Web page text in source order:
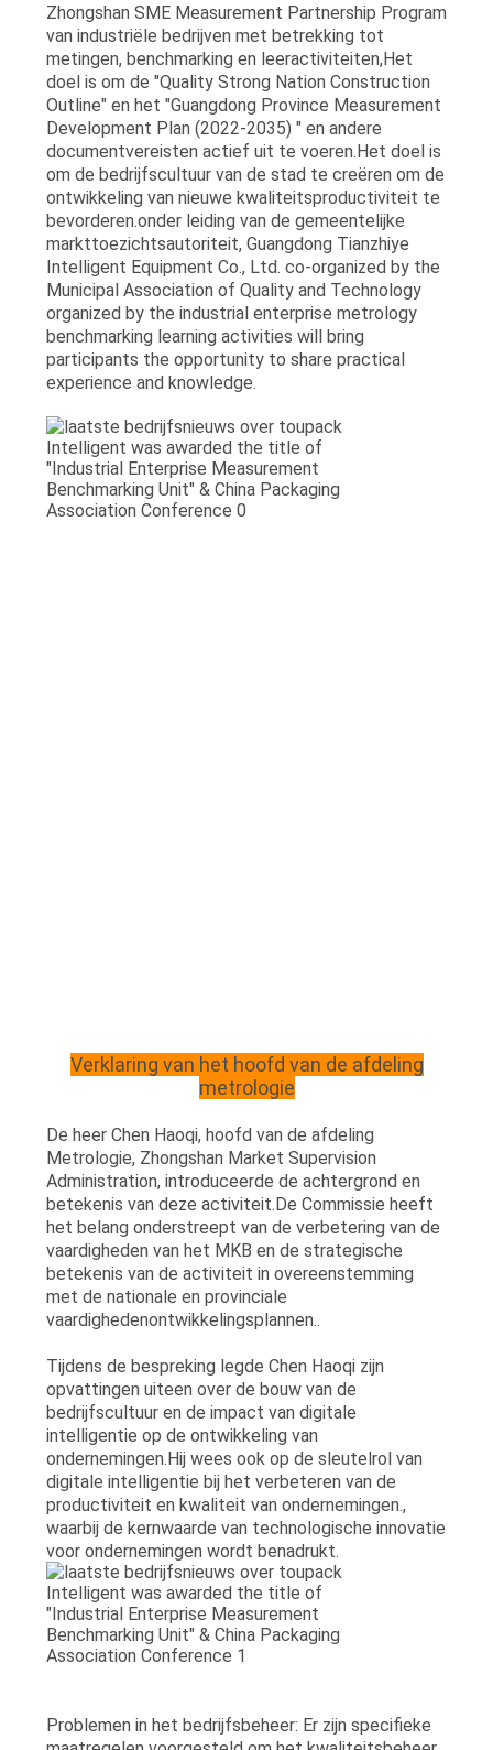
Zhongshan SME Measurement Partnership Program
van industriële bedrijven met betrekking tot
metingen, benchmarking en leeractiviteiten,Het
doel is om de "Quality Strong Nation Construction
Outline" en het "Guangdong Province Measurement
Development Plan (2022-2035) " en andere
documentvereisten actief uit te voeren.Het doel is
om de bedrijfscultuur van de stad te creëren om de
ontwikkeling van nieuwe kwaliteitsproductiviteit te
bevorderen.onder leiding van de gemeentelijke
markttoezichtsautoriteit, Guangdong Tianzhiye
Intelligent Equipment Co., Ltd. co-organized by the
Municipal Association of Quality and Technology
organized by the industrial enterprise metrology
benchmarking learning activities will bring
participants the opportunity to share practical
experience and knowledge.
Verklaring van het hoofd van de afdeling
metrologie
De heer Chen Haoqi, hoofd van de afdeling
Metrologie, Zhongshan Market Supervision
Administration, introduceerde de achtergrond en
betekenis van deze activiteit.De Commissie heeft
het belang onderstreept van de verbetering van de
vaardigheden van het MKB en de strategische
betekenis van de activiteit in overeenstemming
met de nationale en provinciale
vaardighedenontwikkelingsplannen..
Tijdens de bespreking legde Chen Haoqi zijn
opvattingen uiteen over de bouw van de
bedrijfscultuur en de impact van digitale
intelligentie op de ontwikkeling van
ondernemingen.Hij wees ook op de sleutelrol van
digitale intelligentie bij het verbeteren van de
productiviteit en kwaliteit van ondernemingen.,
waarbij de kernwaarde van technologische innovatie
voor ondernemingen wordt benadrukt.
Problemen in het bedrijfsbeheer: Er zijn specifieke